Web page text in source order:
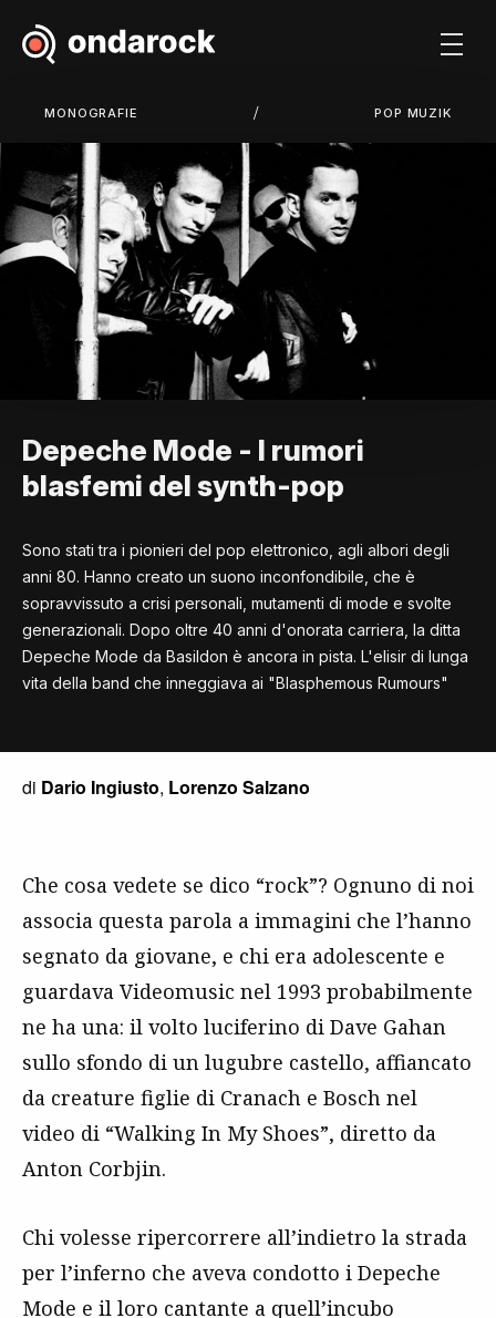
MONOGRAFIE / POP MUZIK
Depeche Mode - I rumori
blasfemi del synth-pop
Sono stati tra i pionieri del pop elettronico, agli albori degli
anni 80. Hanno creato un suono inconfondibile, che è
sopravvissuto a crisi personali, mutamenti di mode e svolte
generazionali. Dopo oltre 40 anni d'onorata carriera, la ditta
Depeche Mode da Basildon è ancora in pista. L'elisir di lunga
vita della band che inneggiava ai "Blasphemous Rumours"
di Dario Ingiusto, Lorenzo Salzano
Che cosa vedete se dico “rock”? Ognuno di noi
associa questa parola a immagini che l’hanno
segnato da giovane, e chi era adolescente e
guardava Videomusic nel 1993 probabilmente
ne ha una: il volto luciferino di Dave Gahan
sullo sfondo di un lugubre castello, affiancato
da creature figlie di Cranach e Bosch nel
video di “Walking In My Shoes”, diretto da
Anton Corbjin.
Chi volesse ripercorrere all’indietro la strada
per l’inferno che aveva condotto i Depeche
Mode e il loro cantante a quell’incubo